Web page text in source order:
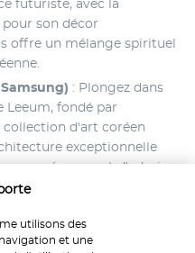
futuriste, avec la
son décor
offre un mélange spirituel
: Plongez dans
Leeum, fondé par
d'art coréen
exceptionnelle
permet d'admirer
la dynastie Joseon ainsi
utilisons des
et une